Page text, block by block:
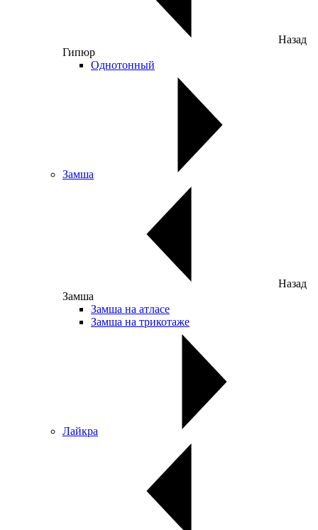
Назад
Гипюр
Однотонный
Замша
Назад
Замша
Замша на атласе
Замша на трикотаже
Лайкра